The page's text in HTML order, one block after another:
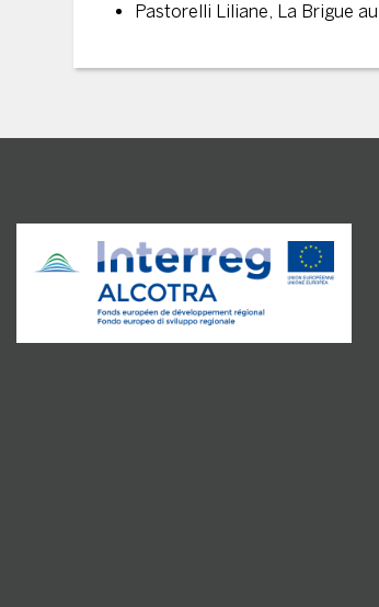
Pastorelli Liliane, La Brigue